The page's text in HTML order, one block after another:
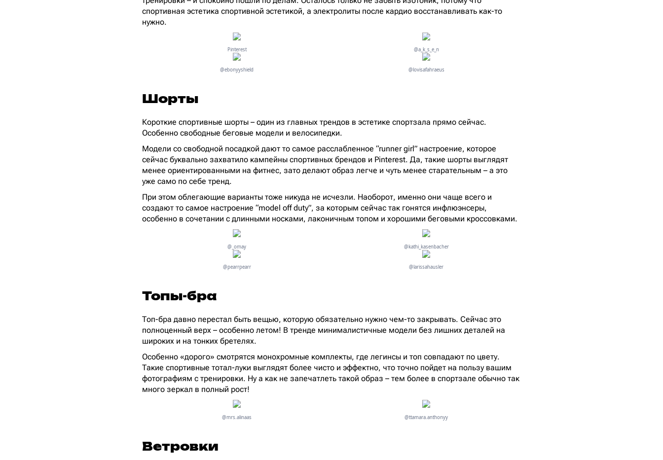
спортивная эстетика спортивной эстетикой, а электролиты после кардио восстанавливать как-то
нужно.
Pinterest @a_k_s_e_n
@ebonyyshield @lovisafahraeus
Шорты
Короткие спортивные шорты – один из главных трендов в эстетике спортзала прямо сейчас.
Особенно свободные беговые модели и велосипедки.
Модели со свободной посадкой дают то самое расслабленное “runner girl” настроение, которое
сейчас буквально захватило кампейны спортивных брендов и Pinterest. Да, такие шорты выглядят
менее ориентированными на фитнес, зато делают образ легче и чуть менее старательным – а это
уже само по себе тренд.
При этом облегающие варианты тоже никуда не исчезли. Наоборот, именно они чаще всего и
создают то самое настроение “model off duty”, за которым сейчас так гонятся инфлюэнсеры,
особенно в сочетании с длинными носками, лаконичным топом и хорошими беговыми кроссовками.
@_omay @kathi_kasenbacher
@pearrpearr @larissahausler
Топы-бра
Топ-бра давно перестал быть вещью, которую обязательно нужно чем-то закрывать. Сейчас это
полноценный верх – особенно летом! В тренде минималистичные модели без лишних деталей на
широких и на тонких бретелях.
Особенно «дорого» смотрятся монохромные комплекты, где легинсы и топ совпадают по цвету.
Такие спортивные тотал-луки выглядят более чисто и эффектно, что точно пойдет на пользу вашим
фотографиям с тренировки. Ну а как не запечатлеть такой образ – тем более в спортзале обычно так
много зеркал в полный рост!
@mrs.alinaas @ttamara.anthonyy
Ветровки